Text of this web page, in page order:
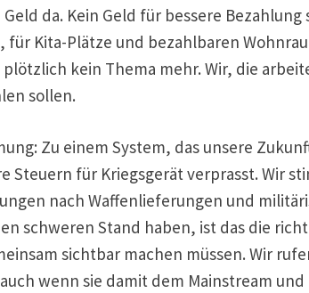
da. Kein Geld für bessere
für Kita-Plätze und bezahlbaren
kein Thema mehr. Wir, die
sollen.
Zu einem System, das unsere
Steuern für Kriegsgerät verprasst. Wir
nach Waffenlieferungen und
schweren Stand haben, ist das die
sichtbar machen müssen. Wir
wenn sie damit dem Mainstream